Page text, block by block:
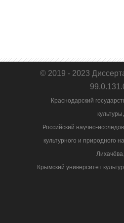
© 2019 - 2023
Краснодарский
культуры,
Российский научно-
культурного и природного
Лихачёва,
Крымский университет